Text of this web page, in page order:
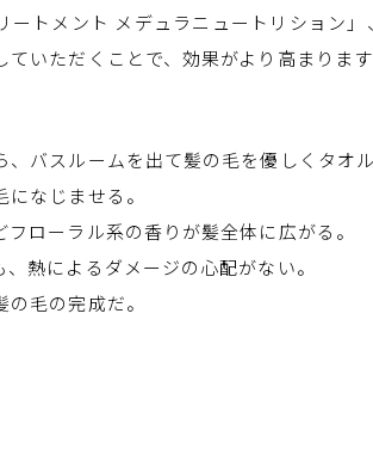
ートメント メデュラニュートリション
いただくことで、効果がより高まります
バスルームを出て髪の毛を優しくタオル
なじませる。
ローラル系の香りが髪全体に広がる。
熱によるダメージの心配がない。
毛の完成だ。